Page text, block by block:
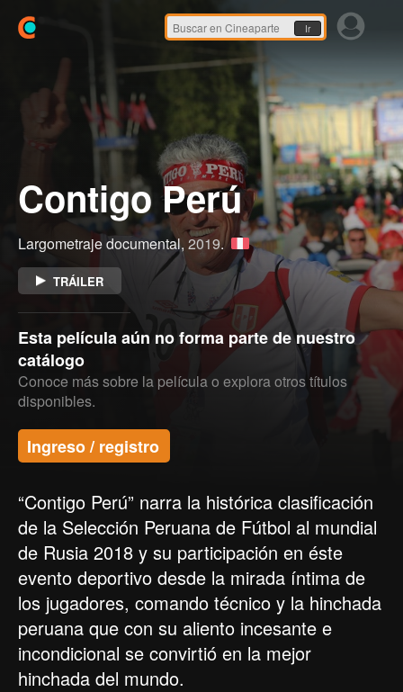
Ir
Contigo Perú
Largometraje documental, 2019.
TRÁILER
Esta película aún no forma parte de nuestro
catálogo
Conoce más sobre la película o explora otros títulos
disponibles.
Ingreso / registro
“Contigo Perú” narra la histórica clasificación
de la Selección Peruana de Fútbol al mundial
de Rusia 2018 y su participación en éste
evento deportivo desde la mirada íntima de
los jugadores, comando técnico y la hinchada
peruana que con su aliento incesante e
incondicional se convirtió en la mejor
hinchada del mundo.